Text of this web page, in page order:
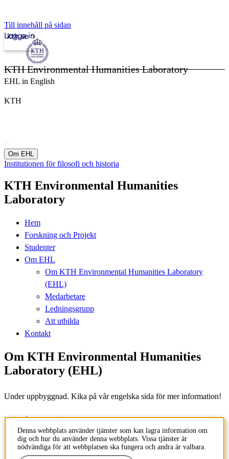
Till innehåll på sidan
kth.se
Logga in
KTH Environmental Humanities Laboratory
EHL in English
KTH
Om EHL
Institutionen för filosofi och historia
KTH Environmental Humanities
Laboratory
Hem
Forskning och Projekt
Studenter
Om EHL
Om KTH Environmental Humanities Laboratory
(EHL)
Medarbetare
Ledningsgrupp
Att utbilda
Kontakt
Om KTH Environmental Humanities
Laboratory (EHL)
Under uppbyggnad. Kika på vår engelska sida för mer information!
Innehållsansvarig:
ehlab@abe.kth.se
Tillhör : KTH Environmental Humanities Laboratory
Senast ändrad
2023-06-28
Denna webbplats använder tjänster som kan lagra information om
dig och hur du använder denna webbplats. Vissa tjänster är
nödvändiga för att webbplatsen ska fungera och andra är valbara.